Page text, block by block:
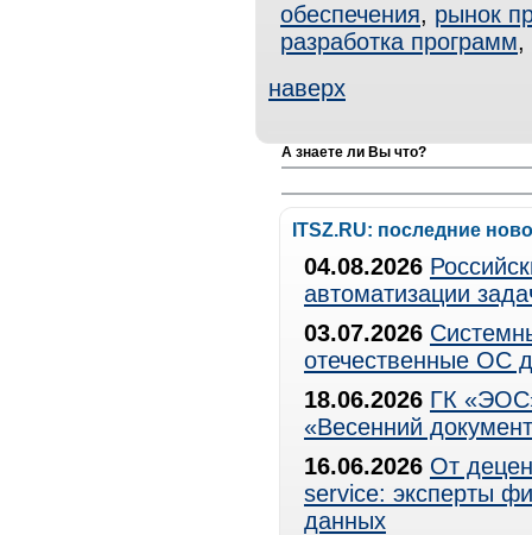
обеспечения, рынок
разработка программ,
наверх
А знаете ли Вы что?
ITSZ.RU: последние
04.08.2026
автоматизации
03.07.2026
отечественные ОС
18.06.2026 ГК
«Весенний
16.06.2026 От
service: эксперты
данных